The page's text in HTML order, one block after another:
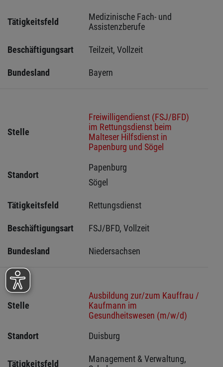
Tätigkeitsfeld
Medizinische Fach- und
Assistenzberufe
Beschäftigungsart Teilzeit, Vollzeit
Bundesland Bayern
Stelle
Freiwilligendienst (FSJ/BFD)
im Rettungsdienst beim
Malteser Hilfsdienst in
Papenburg und Sögel
Standort
Papenburg
Sögel
Tätigkeitsfeld Rettungsdienst
Beschäftigungsart FSJ/BFD, Vollzeit
Bundesland Niedersachsen
Stelle
Ausbildung zur/zum Kauffrau /
Kaufmann im
Gesundheitswesen (m/w/d)
Standort
Duisburg
Tätigkeitsfeld
Management & Verwaltung,